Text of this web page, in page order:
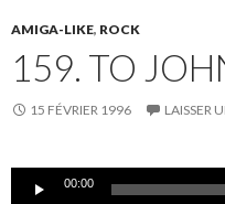
AMIGA-LIKE, ROCK
159. TO
15 FÉVRIER 1996 LAISSER
Lecteur00:00